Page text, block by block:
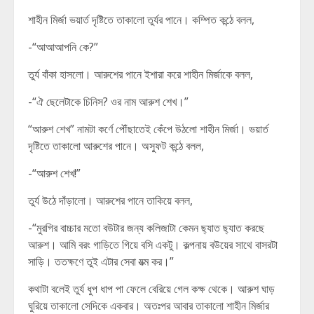
শাহীন মির্জা ভয়ার্ত দৃষ্টিতে তাকালো তুর্যর পানে। কম্পিত কন্ঠে বলল,
-“আআআপনি কে?”
তুর্য বাঁকা হাসলো। আরুশের পানে ইশারা করে শাহীন মির্জাকে বলল,
-“ঐ ছেলেটাকে চিনিস? ওর নাম আরুশ শেখ।”
“আরুশ শেখ” নামটা কর্ণে পৌঁছাতেই কেঁপে উঠলো শাহীন মির্জা। ভয়ার্ত
দৃষ্টিতে তাকালো আরুশের পানে। অস্ফুট কন্ঠে বলল,
-“আরুশ শেখ!”
তুর্য উঠে দাঁড়ালো। আরুশের পানে তাকিয়ে বলল,
-“মুরগির বাচ্চার মতো বউটার জন্য কলিজাটা কেমন ছ্যাত ছ্যাত করছে
আরুশ। আমি বরং গাড়িতে গিয়ে বসি একটু। কল্পনায় বউয়ের সাথে বাসরটা
সাড়ি। ততক্ষণে তুই এটার সেবা যত্ম কর।”
কথাটা বলেই তুর্য ধুপ ধাপ পা ফেলে বেরিয়ে গেল কক্ষ থেকে। আরুশ ঘাড়
ঘুরিয়ে তাকালো সেদিকে একবার। অতঃপর আবার তাকালো শাহীন মির্জার